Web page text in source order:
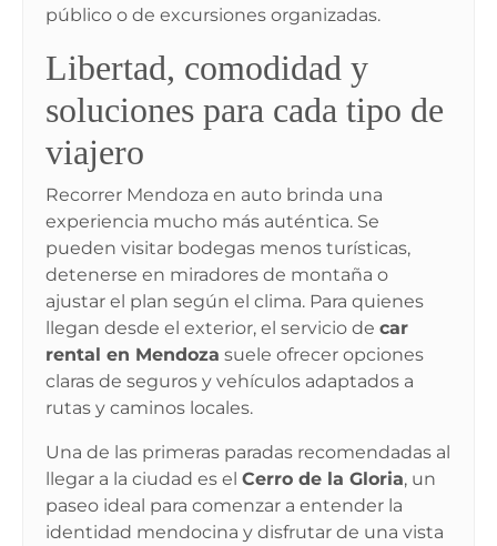
público o de excursiones organizadas.
Libertad, comodidad y
soluciones para cada tipo de
viajero
Recorrer Mendoza en auto brinda una
experiencia mucho más auténtica. Se
pueden visitar bodegas menos turísticas,
detenerse en miradores de montaña o
ajustar el plan según el clima. Para quienes
llegan desde el exterior, el servicio de car
rental en Mendoza suele ofrecer opciones
claras de seguros y vehículos adaptados a
rutas y caminos locales.
Una de las primeras paradas recomendadas al
llegar a la ciudad es el Cerro de la Gloria, un
paseo ideal para comenzar a entender la
identidad mendocina y disfrutar de una vista